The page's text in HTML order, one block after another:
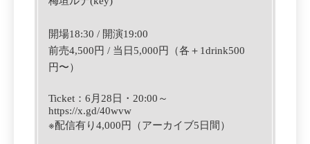
開場18:30 / 開演19:00
前売4,500円 / 当日5,000円（各＋1drink500
円〜）
Ticket ：6月28日 ・ ‪20:00‬ ～
https://x.gd/40wvw
※配信有り4,000円（アーカイブ5日間）